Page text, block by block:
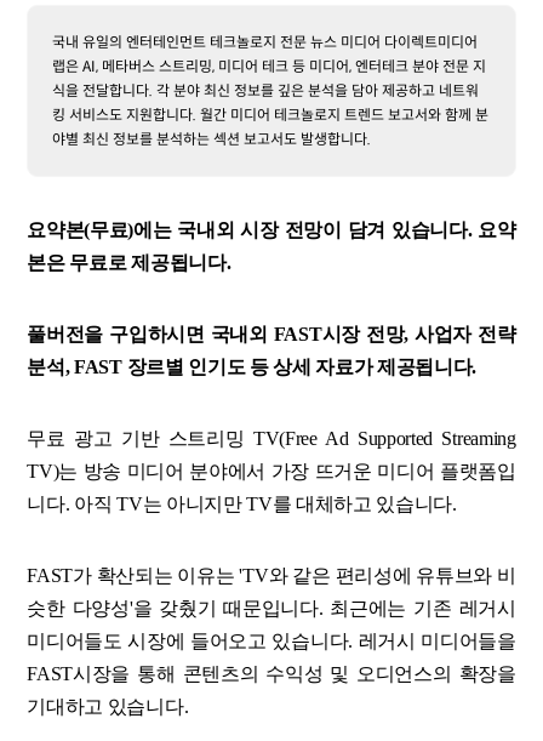
국내 유일의 엔터테인먼트 테크놀로지 전문 뉴스 미디어 다이렉트미디어
랩은 AI, 메타버스 스트리밍, 미디어 테크 등 미디어, 엔터테크 분야 전문 지
식을 전달합니다. 각 분야 최신 정보를 깊은 분석을 담아 제공하고 네트워
킹 서비스도 지원합니다. 월간 미디어 테크놀로지 트렌드 보고서와 함께 분
야별 최신 정보를 분석하는 섹션 보고서도 발생합니다.
요약본(무료)에는 국내외 시장 전망이 담겨 있습니다. 요약
본은 무료로 제공됩니다.
풀버전을 구입하시면 국내외 FAST시장 전망, 사업자 전략
분석, FAST 장르별 인기도 등 상세 자료가 제공됩니다.
무료 광고 기반 스트리밍 TV(Free Ad Supported Streaming
TV)는 방송 미디어 분야에서 가장 뜨거운 미디어 플랫폼입
니다. 아직 TV는 아니지만 TV를 대체하고 있습니다.
FAST가 확산되는 이유는 'TV와 같은 편리성에 유튜브와 비
슷한 다양성'을 갖췄기 때문입니다. 최근에는 기존 레거시
미디어들도 시장에 들어오고 있습니다. 레거시 미디어들을
FAST시장을 통해 콘텐츠의 수익성 및 오디언스의 확장을
기대하고 있습니다.